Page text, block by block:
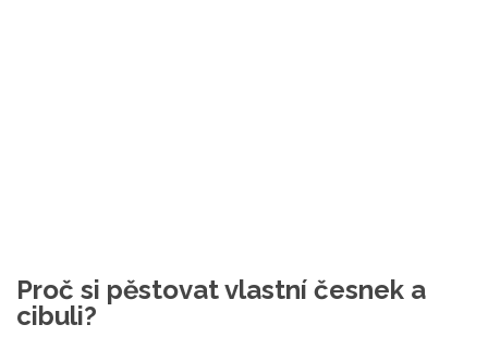
Proč si pěstovat vlastní česnek a
cibuli?